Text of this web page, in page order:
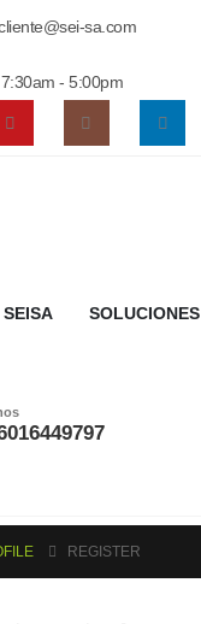
sa.com
- 5:00pm
SEISA SOLUCIONES
REGISTER